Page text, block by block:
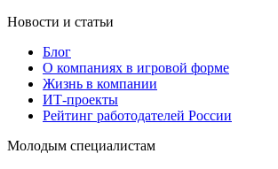
Новости и статьи
Блог
О компаниях в игровой форме
Жизнь в компании
ИТ-проекты
Рейтинг работодателей России
Молодым специалистам